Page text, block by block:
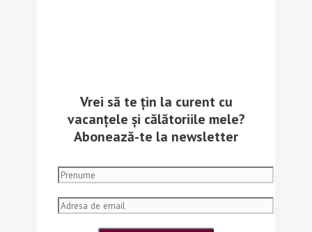
Vrei să te țin la curent cu
vacanțele și călătoriile mele?
Abonează-te la newsletter